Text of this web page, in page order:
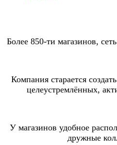
Более 850-ти магазинов,
Компания старается
целеустремлённых,
У магазинов удобное
дружные